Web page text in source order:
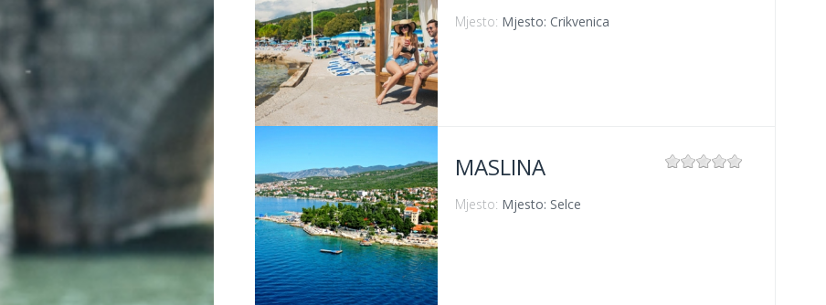
VIŠE INFORMACIJA
Mjesto: Mjesto: Crikvenica
MASLINA
Mjesto: Mjesto: Selce